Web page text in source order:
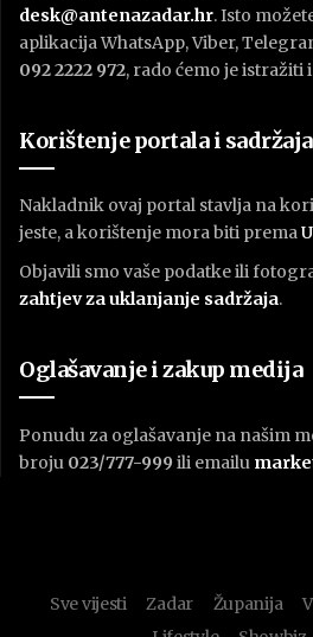
desk@antenazadar.hr. Isto
aplikacija WhatsApp, Viber,
092 2222 972, rado ćemo je istražiti
Korištenje portala i sadržaja
Nakladnik ovaj portal stavlja na
jeste, a korištenje mora biti premaU
Objavili smo vaše podatke ili
zahtjev za uklanjanje sadržaja.
Oglašavanje i zakup medija
Ponudu za oglašavanje na našim
broju 023/777-999 ili emailu
Sve vijesti Zadar Županija